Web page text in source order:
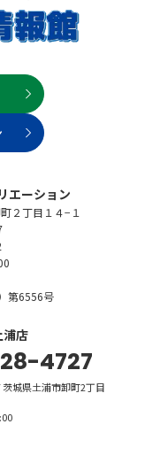
エーション
２丁目１４−１
第6556号
浦店
4727
茨城県土浦市卸町2丁目